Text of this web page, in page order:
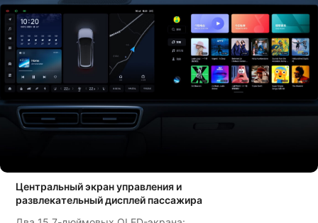
Центральный экран управления и
развлекательный дисплей пассажира